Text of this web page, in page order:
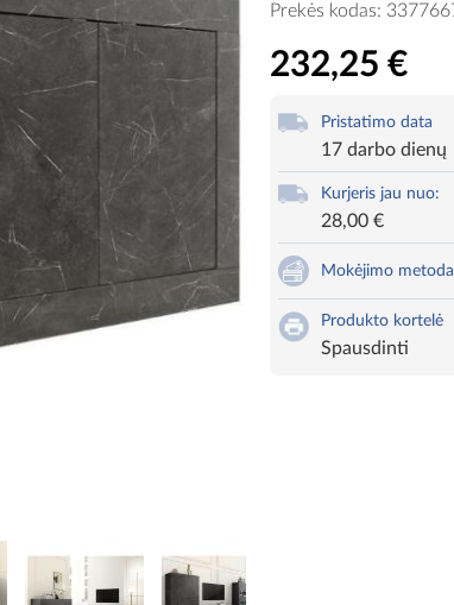
Prekės kodas:
232,25 €
Pristatimo data
17 darbo dienų
Kurjeris jau nuo:
28,00 €
Mokėjimo
Produkto kortelė
Spausdinti